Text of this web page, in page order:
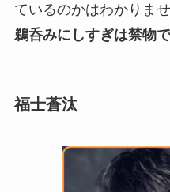
ているのかはわかりませ
鵜呑みにしすぎは禁物で
福士蒼汰